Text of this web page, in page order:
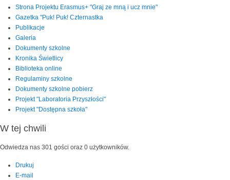
Strona Projektu Erasmus+ "Graj ze mną i ucz mnie"
Gazetka "Puk! Puk! Czternastka
Publikacje
Galeria
Dokumenty szkolne
Kronika Świetlicy
Biblioteka online
Regulaminy szkolne
Dokumenty szkolne pobierz
Projekt "Laboratoria Przyszłości"
Projekt "Dostępna szkoła"
W tej chwili
Odwiedza nas 301 gości oraz 0 użytkowników.
Drukuj
E-mail